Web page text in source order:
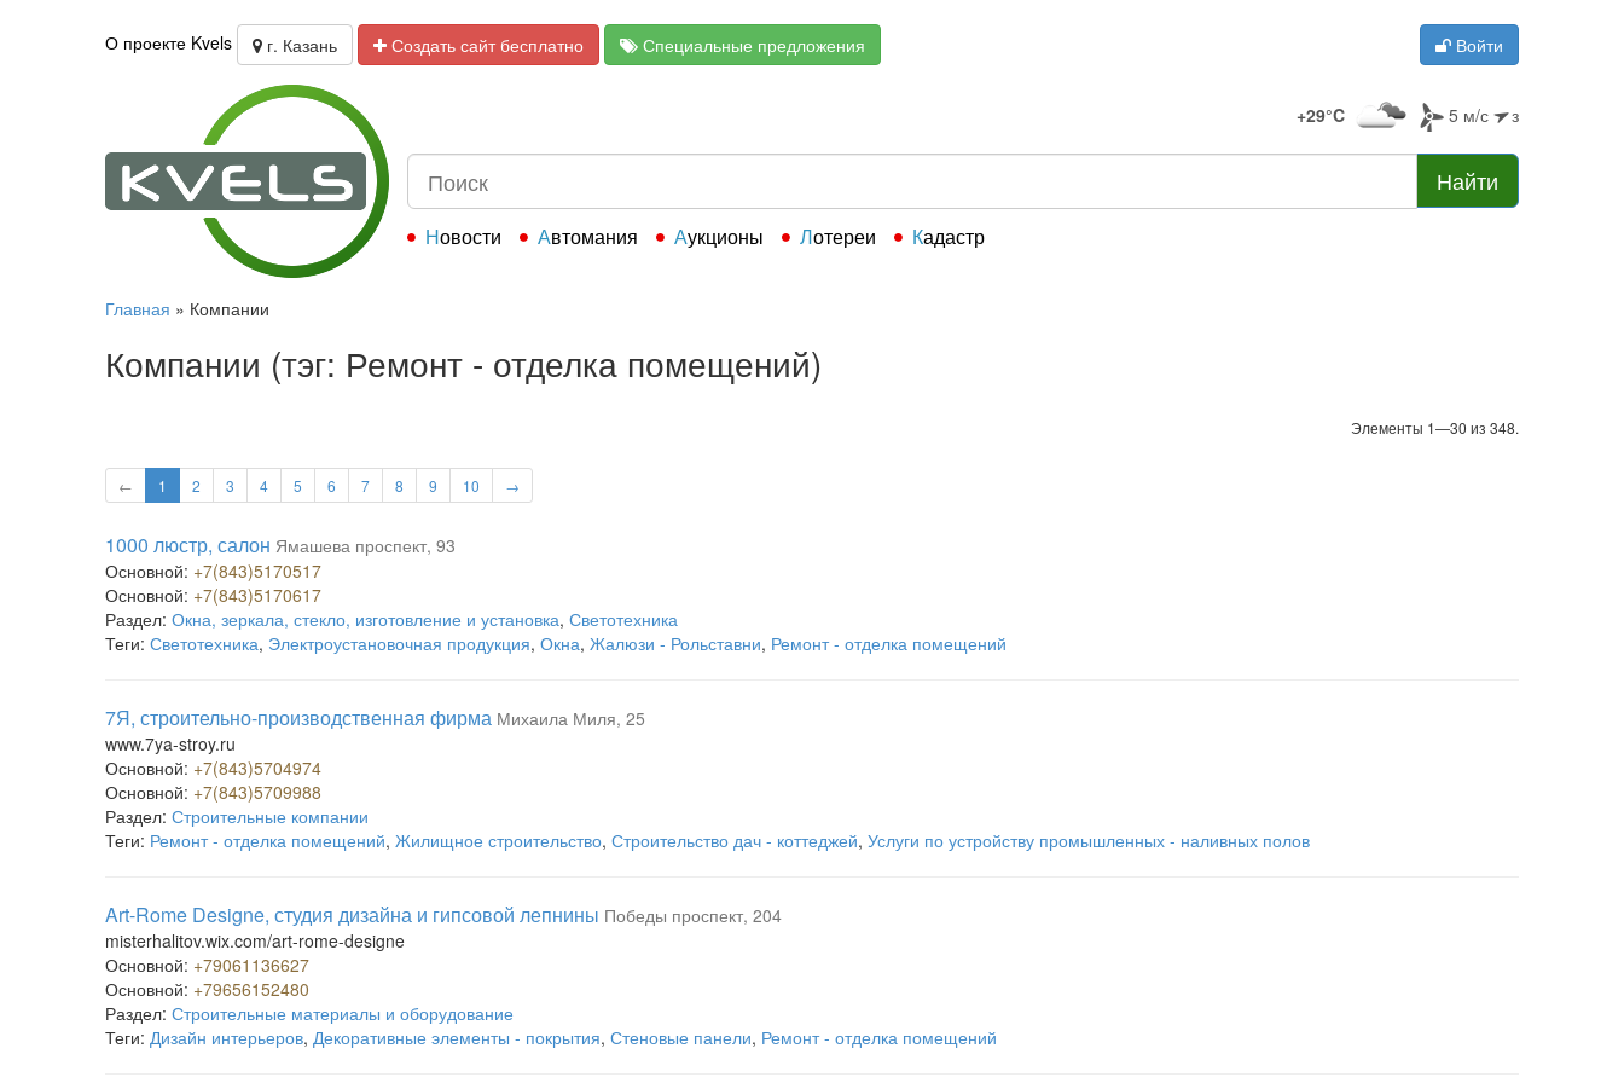
О проекте Kvels г. Казань Создать сайт бесплатно Специальные предложения Войти
+29°C 5 м/с з
Найти
Новости Автомания Аукционы Лотереи Кадастр
Главная » Компании
Компании (тэг: Ремонт - отделка помещений)
Элементы 1—30 из 348.
← 1 2 3 4 5 6 7 8 9 10 →
1000 люстр, салон Ямашева проспект, 93
Основной: +7(843)5170517
Основной: +7(843)5170617
Раздел: Окна, зеркала, стекло, изготовление и установка, Светотехника
Теги: Светотехника, Электроустановочная продукция, Окна, Жалюзи - Рольставни, Ремонт - отделка помещений
7Я, строительно-производственная фирма Михаила Миля, 25
www.7ya-stroy.ru
Основной: +7(843)5704974
Основной: +7(843)5709988
Раздел: Строительные компании
Теги: Ремонт - отделка помещений, Жилищное строительство, Строительство дач - коттеджей, Услуги по устройству промышленных - наливных полов
Art-Rome Designe, студия дизайна и гипсовой лепнины Победы проспект, 204
misterhalitov.wix.com/art-rome-designe
Основной: +79061136627
Основной: +79656152480
Раздел: Строительные материалы и оборудование
Теги: Дизайн интерьеров, Декоративные элементы - покрытия, Стеновые панели, Ремонт - отделка помещений